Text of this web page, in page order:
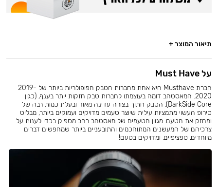
תיאור המוצר +
על Must Have
חברת Musthave היא אחת מחברות הטבק הפופולריות ביותר של 2019-
2020. המאסטהב דומה בעוצמתו לחברות טבק חזקות יותר בענף, (כגון
DarkSide Core). הטבק חתוך בצורה עדינה מאוד ובעלת כמות רבה של
סירופ העשוי מתמציות עילית שיוצר טעמים מדויקים ועמוקים ביותר, מבליט
ומחזק את הטעם. מגוון הטעמים של מאסטהב רחב מספיק בכדי לענות על
צרכיהם של המעשנים המתוחכמים והתובעניים ביותר שמחפשים דברים
מיוחדים, ספציפיים, ומדויקים בטעם!